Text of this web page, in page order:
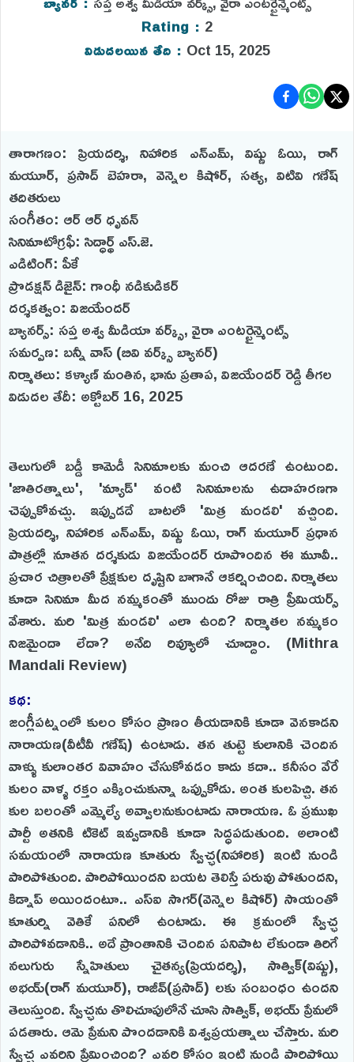
Rating : 2
విడుదలయిన తేది : Oct 15, 2025
తారాగణం: ప్రియదర్శి, నిహారిక ఎన్ఎమ్, విష్ణు ఓయి, రాగ్
మయూర్, ప్రసాద్ బెహరా, వెన్నెల కిషోర్, సత్య, విటివి గణేష్
తదితరులు
సంగీతం: ఆర్ ఆర్ ధృవన్
సినిమాటోగ్రఫీ: సిద్ధార్థ్ ఎస్.జె.
ఎడిటింగ్: పీకే
ప్రొడక్షన్ డిజైన్: గాంధీ నడికుడికర్
దర్శకత్వం: విజయేందర్
బ్యానర్స్: సప్త అశ్వ మీడియా వర్క్స్, వైరా ఎంటర్టైన్మెంట్స్‌
సమర్పణ: బన్నీ వాస్ (బివి వర్క్స్ బ్యానర్‌)
నిర్మాతలు: కళ్యాణ్ మంతిన, భాను ప్రతాప, విజయేందర్ రెడ్డి తీగల
విడుదల తేదీ: అక్టోబర్ 16, 2025
తెలుగులో బడ్డీ కామెడీ సినిమాలకు మంచి ఆదరణే ఉంటుంది.
'జాతిరత్నాలు', 'మ్యాడ్' వంటి సినిమాలను ఉదాహరణగా
చెప్పుకోవచ్చు. ఇప్పుడదే బాటలో 'మిత్ర మండలి' వచ్చింది.
ప్రియదర్శి, నిహారిక ఎన్ఎమ్, విష్ణు ఓయి, రాగ్ మయూర్ ప్రధాన
పాత్రల్లో నూతన దర్శకుడు విజయేందర్ రూపొందిన ఈ మూవీ..
ప్రచార చిత్రాలతో ప్రేక్షకుల దృష్టిని బాగానే ఆకర్షించింది. నిర్మాతలు
కూడా సినిమా మీద నమ్మకంతో ముందు రోజు రాత్రి ప్రీమియర్స్
వేశారు. మరి 'మిత్ర మండలి' ఎలా ఉంది? నిర్మాతల నమ్మకం
నిజమైందా లేదా? అనేది రివ్యూలో చూద్దాం. (Mithra
Mandali Review)
కథ:
జంగ్లీపట్నంలో కులం కోసం ప్రాణం తీయడానికి కూడా వెనకాడని
నారాయణ(వీటీవీ గణేష్) ఉంటాడు. తన తుట్టె కులానికి చెందిన
వాళ్ళు కులాంతర వివాహం చేసుకోవడం కాదు కదా.. కనీసం వేరే
కులం వాళ్ళ రక్తం ఎక్కించుకున్నా ఒప్పుకోడు. అంత కులపిచ్చి. తన
కుల బలంతో ఎమ్మెల్యే అవ్వాలనుకుంటాడు నారాయణ. ఓ ప్రముఖ
పార్టీ అతనికి టికెట్ ఇవ్వడానికి కూడా సిద్ధపడుతుంది. అలాంటి
సమయంలో నారాయణ కూతురు స్వేచ్ఛ(నిహారిక) ఇంటి నుండి
పారిపోతుంది. పారిపోయిందని బయట తెలిస్తే పరువు పోతుందని,
కిడ్నాప్ అయిందంటూ.. ఎస్ఐ సాగర్(వెన్నెల కిషోర్) సాయంతో
కూతుర్ని వెతికే పనిలో ఉంటాడు. ఈ క్రమంలో స్వేచ్ఛ
పారిపోవడానికి.. అదే ప్రాంతానికి చెందిన పనిపాట లేకుండా తిరిగే
నలుగురు స్నేహితులు చైతన్య(ప్రియదర్శి), సాత్విక్(విష్ణు),
అభయ్(రాగ్ మయూర్), రాజీవ్(ప్రసాద్) లకు సంబంధం ఉందని
తెలుస్తుంది. స్వేచ్ఛను తొలిచూపులోనే చూసి సాత్విక్, అభయ్ ప్రేమలో
పడతారు. ఆమె ప్రేమని పొందడానికి విశ్వప్రయత్నాలు చేస్తారు. మరి
స్వేచ్ఛ ఎవరిని ప్రేమించింది? ఎవరి కోసం ఇంటి నుండి పారిపోయి